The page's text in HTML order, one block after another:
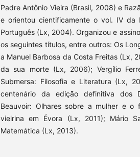
Padre Antônio Vieira (Brasil, 2008) e
e orientou cientificamente o vol. IV da
Português (Lx, 2004). Organizou e
os seguintes títulos, entre outros: Os
a Manuel Barbosa da Costa Freitas (Lx,
da sua morte (Lx, 2006); Vergílio
Submersa: Filosofia e Literatura (Lx,
centenário da edição definitiva dos
Beauvoir: Olhares sobre a mulher e o
vieirina em Évora (Lx, 2011); Mário
Matemática (Lx, 2013).